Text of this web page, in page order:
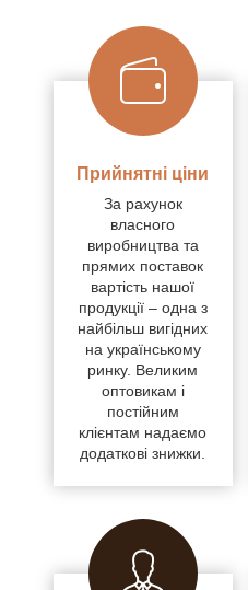
Прийнятні ціни
За рахунок
власного
виробництва та
прямих поставок
вартість нашої
продукції – одна з
найбільш вигідних
на українському
ринку. Великим
оптовикам і
постійним
клієнтам надаємо
додаткові знижки.